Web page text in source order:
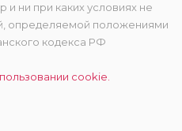
и ни при каких условиях не
определяемой положениями
кодекса РФ
cookie.